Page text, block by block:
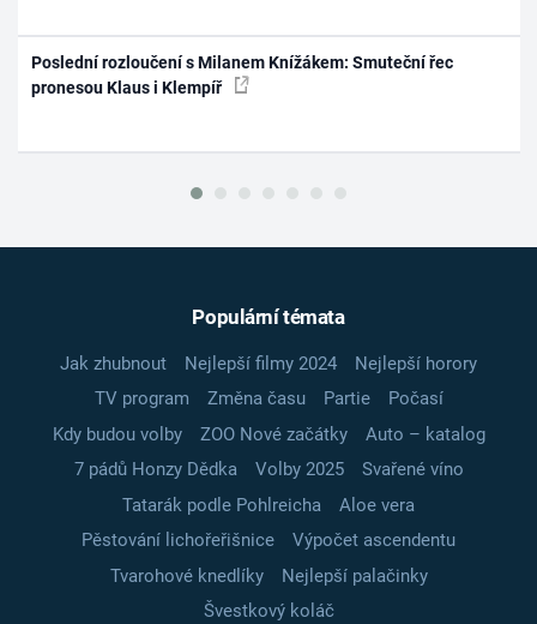
Poslední rozloučení s Milanem Knížákem: Smuteční řec
pronesou Klaus i Klempíř
Populární témata
Jak zhubnout Nejlepší filmy 2024
Nejlepší horory
TV program
Změna času Partie
Počasí
Kdy budou volby
ZOO Nové začátky
Auto – katalog
7 pádů Honzy Dědka
Volby 2025
Svařené víno
Tatarák podle Pohlreicha
Aloe vera
Pěstování lichořeřišnice
Výpočet ascendentu
Tvarohové knedlíky
Nejlepší palačinky
Švestkový koláč